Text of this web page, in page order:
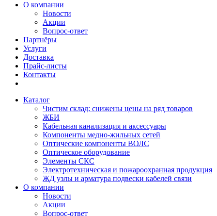
О компании
Новости
Акции
Вопрос-ответ
Партнёры
Услуги
Доставка
Прайс-листы
Контакты
Каталог
Чистим склад: снижены цены на ряд товаров
ЖБИ
Кабельная канализация и аксессуары
Компоненты медно-жильных сетей
Оптические компоненты ВОЛС
Оптическое оборудование
Элементы СКС
Электротехническая и пожароохранная продукция
ЖД узлы и арматура подвески кабелей связи
О компании
Новости
Акции
Вопрос-ответ